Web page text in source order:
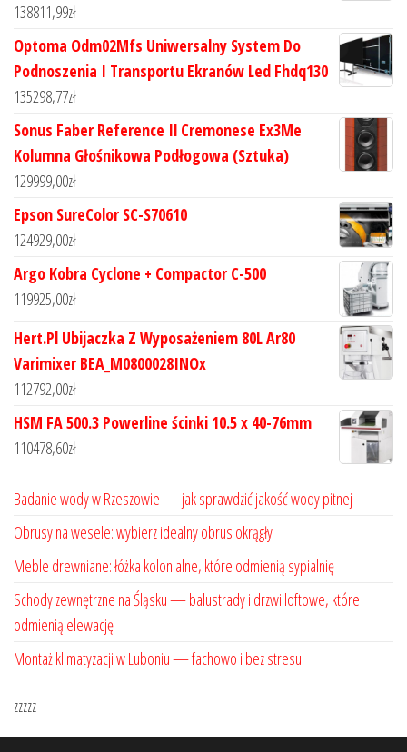
138811,99zł
Optoma Odm02Mfs Uniwersalny System Do
Podnoszenia I Transportu Ekranów Led Fhdq130
135298,77zł
Sonus Faber Reference Il Cremonese Ex3Me
Kolumna Głośnikowa Podłogowa (Sztuka)
129999,00zł
Epson SureColor SC-S70610
124929,00zł
Argo Kobra Cyclone + Compactor C-500
119925,00zł
Hert.Pl Ubijaczka Z Wyposażeniem 80L Ar80
Varimixer BEA_M0800028INOx
112792,00zł
HSM FA 500.3 Powerline ścinki 10.5 x 40-76mm
110478,60zł
Badanie wody w Rzeszowie — jak sprawdzić jakość wody pitnej
Obrusy na wesele: wybierz idealny obrus okrągły
Meble drewniane: łóżka kolonialne, które odmienią sypialnię
Schody zewnętrzne na Śląsku — balustrady i drzwi loftowe, które
odmienią elewację
Montaż klimatyzacji w Luboniu — fachowo i bez stresu
zzzzz